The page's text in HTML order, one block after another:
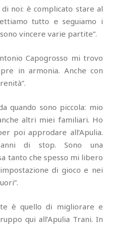
noi: è complicato stare al
tutto e seguiamo i
vincere varie partite”.
Capogrosso mi trovo
in armonia. Anche con
quando sono piccola: mio
altri miei familiari. Ho
poi approdare all’Apulia.
di stop. Sono una
tanto che spesso mi libero
di gioco e nei
è quello di migliorare e
qui all’Apulia Trani. In